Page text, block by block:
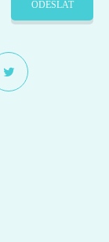
ODESLAT